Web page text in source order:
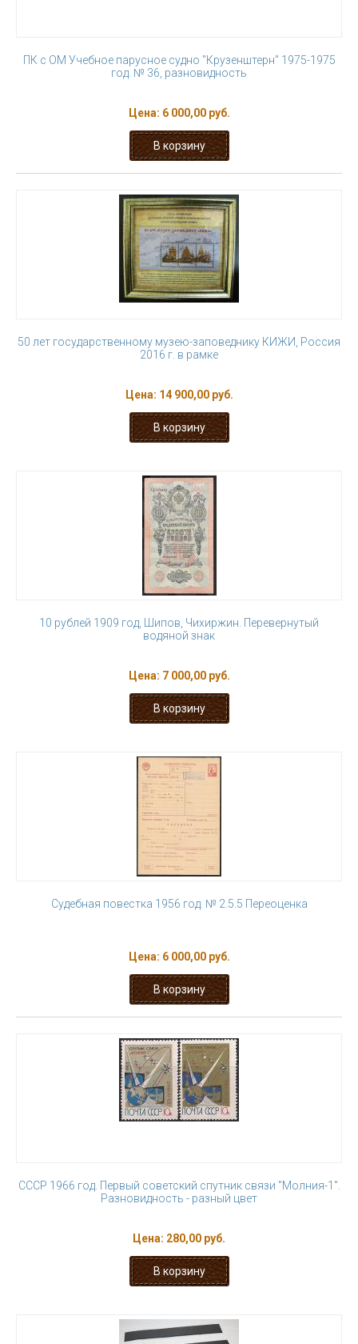
ПК с ОМ Учебное парусное судно "Крузенштерн" 1975-1975
год. № 36, разновидность
Цена: 6 000,00 руб.
50 лет государственному музею-заповеднику КИЖИ, Россия
2016 г. в рамке
Цена: 14 900,00 руб.
10 рублей 1909 год, Шипов, Чихиржин. Перевернутый
водяной знак
Цена: 7 000,00 руб.
Судебная повестка 1956 год. № 2.5.5 Переоценка
Цена: 6 000,00 руб.
СССР 1966 год. Первый советский спутник связи "Молния-1".
Разновидность - разный цвет
Цена: 280,00 руб.